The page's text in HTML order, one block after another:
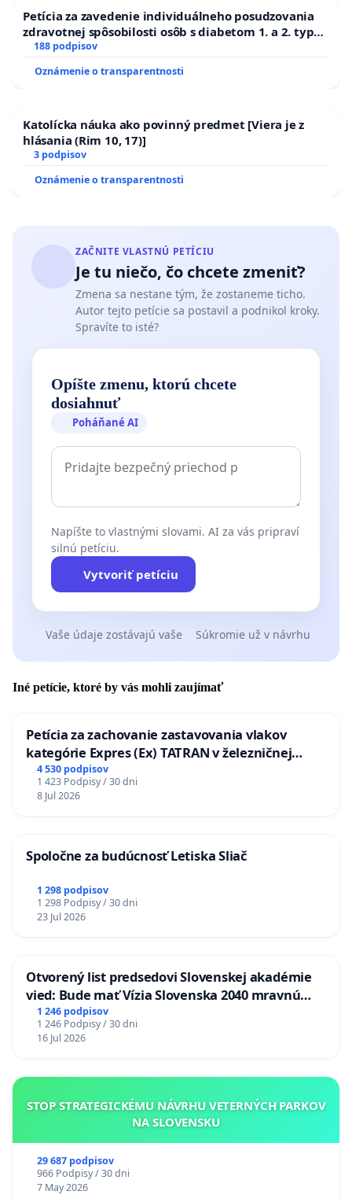
Petícia za zavedenie individuálneho posudzovania
zdravotnej spôsobilosti osôb s diabetom 1. a 2. typu
pri prijímaní do Policajného zboru SR
188 podpisov
Oznámenie o transparentnosti
Katolícka náuka ako povinný predmet [Viera je z
hlásania (Rim 10, 17)]
3 podpisov
Oznámenie o transparentnosti
ZAČNITE VLASTNÚ PETÍCIU
Je tu niečo, čo chcete zmeniť?
Zmena sa nestane tým, že zostaneme ticho.
Autor tejto petície sa postavil a podnikol kroky.
Spravíte to isté?
Opíšte zmenu, ktorú chcete
dosiahnuť
Poháňané AI
Napíšte to vlastnými slovami. AI za vás pripraví
silnú petíciu.
Vytvoriť petíciu
Vaše údaje zostávajú vaše Súkromie už v návrhu
Iné petície, ktoré by vás mohli zaujímať
Petícia za zachovanie zastavovania vlakov
kategórie Expres (Ex) TATRAN v železničnej
stanici Púchov
4 530 podpisov
1 423 Podpisy / 30 dni
8 Jul 2026
Spoločne za budúcnosť Letiska Sliač
1 298 podpisov
1 298 Podpisy / 30 dni
23 Jul 2026
Otvorený list predsedovi Slovenskej akadémie
vied: Bude mať Vízia Slovenska 2040 mravnú
chrbticu?
1 246 podpisov
1 246 Podpisy / 30 dni
16 Jul 2026
STOP STRATEGICKÉMU NÁVRHU VETERNÝCH PARKOV
NA SLOVENSKU
29 687 podpisov
966 Podpisy / 30 dni
7 May 2026